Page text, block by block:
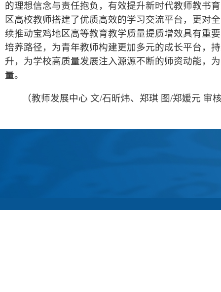
的理想信念与责任抱负，有效提升新时代教师教书
区高校教师搭建了优质高效的学习交流平台，更对
续推动宝鸡地区高等教育教学质量提质增效具有重
培养路径，为青年教师构建更加多元的成长平台，
升，为学校高质量发展注入源源不断的师资动能，
量。
（教师发展中心 文/石昕炜、郑琪 图/郑媛元 审